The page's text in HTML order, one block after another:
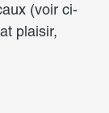
(voir ci-
plaisir,